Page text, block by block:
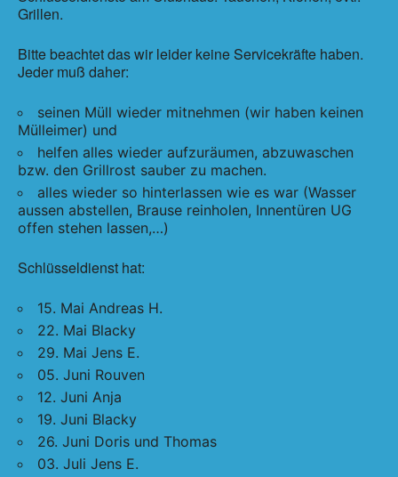
Grillen.
Bitte beachtet das wir leider keine Servicekräfte haben.
Jeder muß daher:
seinen Müll wieder mitnehmen (wir haben keinen
Mülleimer) und
helfen alles wieder aufzuräumen, abzuwaschen
bzw. den Grillrost sauber zu machen.
alles wieder so hinterlassen wie es war (Wasser
aussen abstellen, Brause reinholen, Innentüren UG
offen stehen lassen,…)
Schlüsseldienst hat:
15. Mai Andreas H.
22. Mai Blacky
29. Mai Jens E.
05. Juni Rouven
12. Juni Anja
19. Juni Blacky
26. Juni Doris und Thomas
03. Juli Jens E.